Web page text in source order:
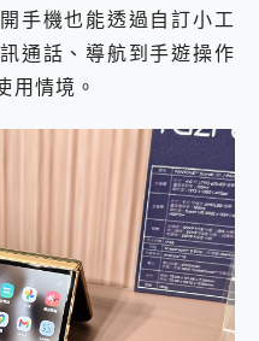
手機也能透過自訂小工
通話、導航到手遊操作
用情境。